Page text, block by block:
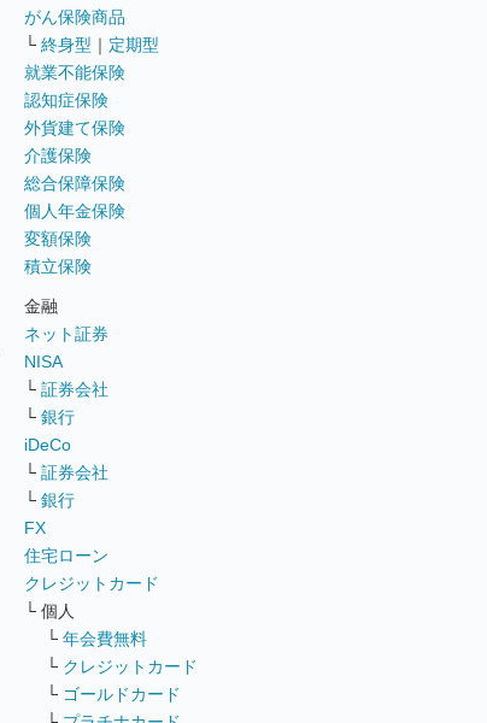
がん保険商品
└ 終身型 ｜ 定期型
就業不能保険
認知症保険
外貨建て保険
介護保険
総合保障保険
個人年金保険
変額保険
積立保険
金融
ネット証券
NISA
└ 証券会社
└ 銀行
iDeCo
└ 証券会社
└ 銀行
FX
住宅ローン
クレジットカード
└ 個人
└ 年会費無料
└ クレジットカード
└ ゴールドカード